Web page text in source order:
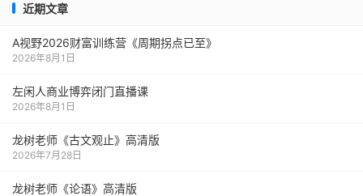
近期文章
A视野2026财富训练营《周期拐点已至》
2026年8月1日
左闲人商业博弈闭门直播课
2026年8月1日
龙树老师《古文观止》高清版
2026年7月28日
龙树老师《论语》高清版